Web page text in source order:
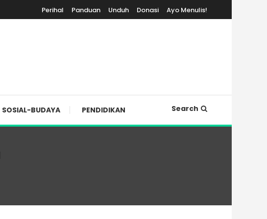
Perihal Panduan Unduh Donasi Ayo Menulis!
SOSIAL-BUDAYA PENDIDIKAN Search